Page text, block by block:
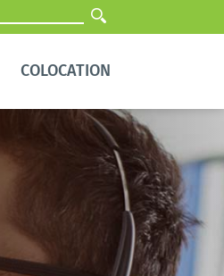
COLOCATION